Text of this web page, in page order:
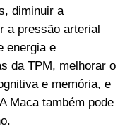
diminuir a
a pressão arterial
energia e
da TPM, melhorar o
e memória, e
Maca também pode